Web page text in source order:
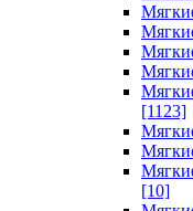
[1123]
[10]